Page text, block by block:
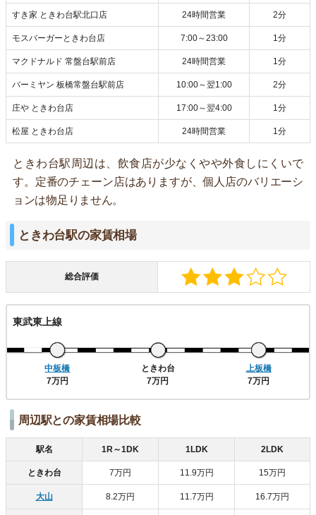
すき家 ときわ台駅北口店 24時間営業 2分
モスバーガーときわ台店 7:00～23:00 1分
マクドナルド 常盤台駅前店 24時間営業 1分
バーミヤン 板橋常盤台駅前店 10:00～翌1:00 2分
庄や ときわ台店 17:00～翌4:00 1分
松屋 ときわ台店 24時間営業 1分
ときわ台駅周辺は、飲食店が少なくやや外食しにくいで
す。定番のチェーン店はありますが、個人店のバリエーシ
ョンは物足りません。
ときわ台駅の家賃相場
総合評価
東武東上線
中板橋
7万円
ときわ台
7万円
上板橋
7万円
周辺駅との家賃相場比較
駅名 1R～1DK 1LDK 2LDK
ときわ台 7万円 11.9万円 15万円
大山 8.2万円 11.7万円 16.7万円